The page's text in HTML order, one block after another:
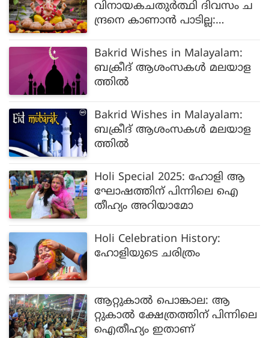
വിനായകചതുര്‍ത്ഥി ദിവസം ച
ന്ദ്രനെ കാണാന്‍ പാടില്ല:
ണം എന്ത്?
Bakrid Wishes in Malayalam:
ബക്രീദ് ആശംസകൾ മലയാള
ത്തിൽ
Bakrid Wishes in Malayalam:
ബക്രീദ് ആശംസകള്‍ മലയാള
ത്തില്‍
Holi Special 2025: ഹോളി ആ
ഘോഷത്തിന് പിന്നിലെ ഐ
തീഹ്യം അറിയാമോ
Holi Celebration History:
ഹോളിയുടെ ചരിത്രം
ആറ്റുകാല്‍ പൊങ്കാല: ആ
റ്റുകാല്‍ ക്ഷേത്രത്തിന് പിന്നിലെ
ഐതീഹ്യം ഇതാണ്